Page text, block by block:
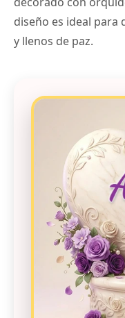
diseño es ideal para
y llenos de paz.